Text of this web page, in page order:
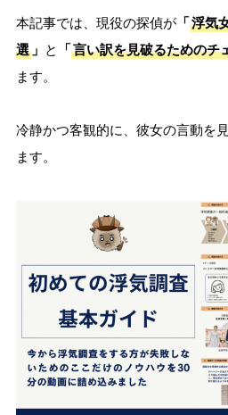
本記事では、現役の探偵が「浮気
選」 と 「言い訳を見破るためのチ
ます。
冷静かつ客観的に、彼女の言動を
ます。